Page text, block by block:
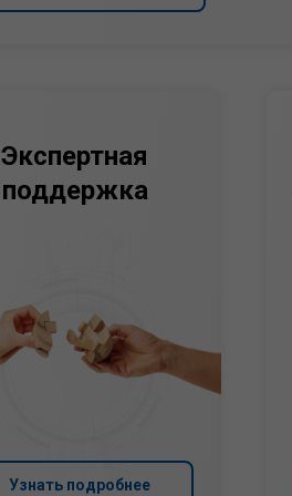
Узнать подробнее
Экспертная
поддержка